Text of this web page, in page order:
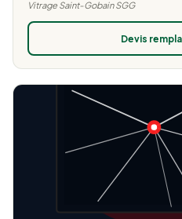
Vitrage Saint-Gobain SGG
Devis